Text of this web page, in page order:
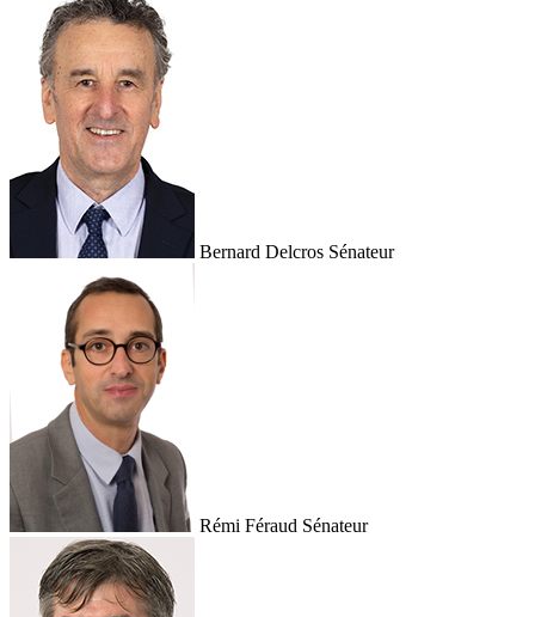
Bernard Delcros Sénateur
Rémi Féraud Sénateur